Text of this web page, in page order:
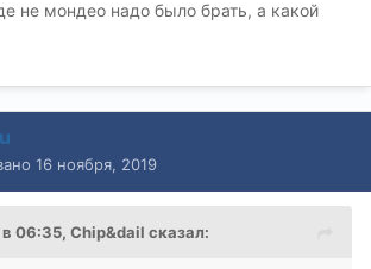
не мондео надо было брать, а какой
16 ноября, 2019
в 06:35, Chip&dail сказал: